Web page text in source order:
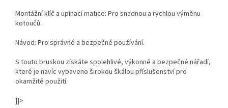
Montážní klíč a upínací matice: Pro snadnou a rychlou výměnu
kotoučů.
Návod: Pro správné a bezpečné používání.
S touto bruskou získáte spolehlivé, výkonné a bezpečné nářadí,
které je navíc vybaveno širokou škálou příslušenství pro
okamžité použití.
]]>